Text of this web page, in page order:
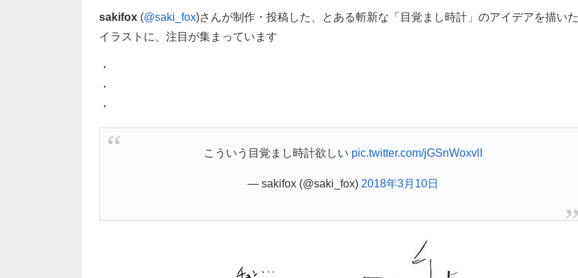
sakifox (@saki_fox)さんが制作・投稿した、とある斬新な「目覚まし時計」のアイデアを描いた
イラストに、注目が集まっています
・
・
・
こういう目覚まし時計欲しい pic.twitter.com/jGSnWoxvlI
— sakifox (@saki_fox) 2018年3月10日